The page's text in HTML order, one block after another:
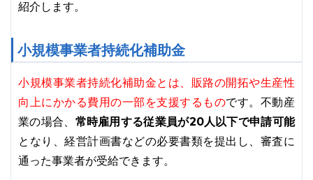
紹介します。
小規模事業者持続化補助金
小規模事業者持続化補助金とは、販路の開拓や生産性
向上にかかる費用の一部を支援するものです。不動産
業の場合、 常時雇用する従業員が20人以下で申請可能
となり、経営計画書などの必要書類を提出し、審査に
通った事業者が受給できます。